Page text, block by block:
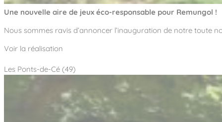
Une nouvelle aire de jeux éco-responsable pour Remungol !
Nous sommes ravis d’annoncer l’inauguration de notre toute
Voir la réalisation
Les Ponts-de-Cé (49)